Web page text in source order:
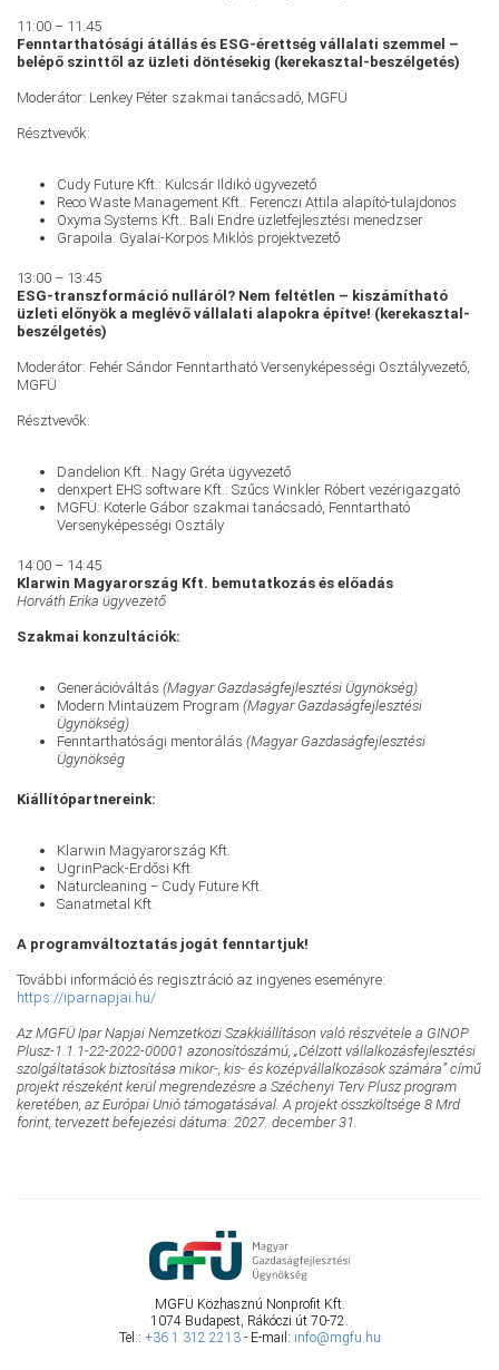
11:00 – 11:45
Fenntarthatósági átállás és ESG-érettség vállalati szemmel –
belépő szinttől az üzleti döntésekig (kerekasztal-beszélgetés)
Moderátor: Lenkey Péter szakmai tanácsadó, MGFÜ
Résztvevők:
Cudy Future Kft.: Kulcsár Ildikó ügyvezető
Reco Waste Management Kft.: Ferenczi Attila alapító-tulajdonos
Oxyma Systems Kft.: Bali Endre üzletfejlesztési menedzser
Grapoila: Gyalai-Korpos Miklós projektvezető
13:00 – 13:45
ESG-transzformáció nulláról? Nem feltétlen – kiszámítható
üzleti előnyök a meglévő vállalati alapokra építve! (kerekasztal-
beszélgetés)
Moderátor: Fehér Sándor Fenntartható Versenyképességi Osztályvezető,
MGFÜ
Résztvevők:
Dandelion Kft.: Nagy Gréta ügyvezető
denxpert EHS software Kft.: Szűcs Winkler Róbert vezérigazgató
MGFÜ: Koterle Gábor szakmai tanácsadó, Fenntartható
Versenyképességi Osztály
14:00 – 14:45
Klarwin Magyarország Kft. bemutatkozás és előadás
Horváth Erika ügyvezető
Szakmai konzultációk:
Generációváltás (Magyar Gazdaságfejlesztési Ügynökség)
Modern Mintaüzem Program (Magyar Gazdaságfejlesztési
Ügynökség)
Fenntarthatósági mentorálás (Magyar Gazdaságfejlesztési
Ügynökség
Kiállítópartnereink:
Klarwin Magyarország Kft.
UgrinPack-Erdősi Kft.
Naturcleaning − Cudy Future Kft.
Sanatmetal Kft.
A programváltoztatás jogát fenntartjuk!
További információ és regisztráció az ingyenes eseményre:
https://iparnapjai.hu/
Az MGFÜ Ipar Napjai Nemzetközi Szakkiállításon való részvétele a GINOP
Plusz-1.1.1-22-2022-00001 azonosítószámú, „Célzott vállalkozásfejlesztési
szolgáltatások biztosítása mikor-, kis- és középvállalkozások számára” című
projekt részeként kerül megrendezésre a Széchenyi Terv Plusz program
keretében, az Európai Unió támogatásával. A projekt összköltsége 8 Mrd
forint, tervezett befejezési dátuma: 2027. december 31.
MGFÜ Közhasznú Nonprofit Kft.
1074 Budapest, Rákóczi út 70-72.
Tel.: +36 1 312 2213- E-mail: info@mgfu.hu